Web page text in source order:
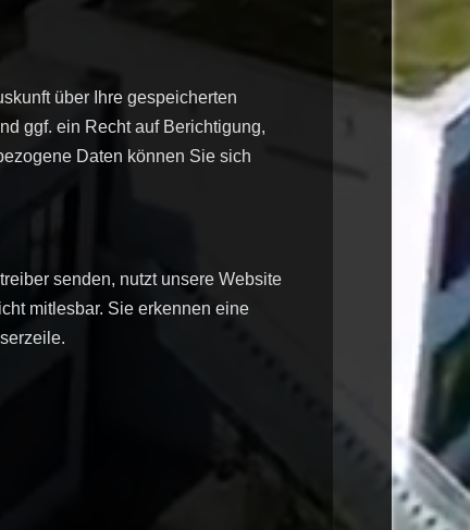
über Ihre gespeicherten
ggf. ein Recht auf Berichtigung,
Daten können Sie sich
senden, nutzt unsere Website
mitlesbar. Sie erkennen eine